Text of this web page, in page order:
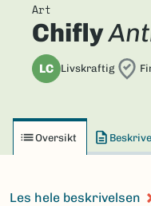
Art
Chifly
LC Livskraftig
Oversikt
Les hele beskrivelsen